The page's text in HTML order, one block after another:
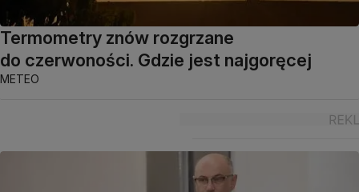
Termometry znów rozgrzane
do czerwoności. Gdzie jest najgoręcej
METEO